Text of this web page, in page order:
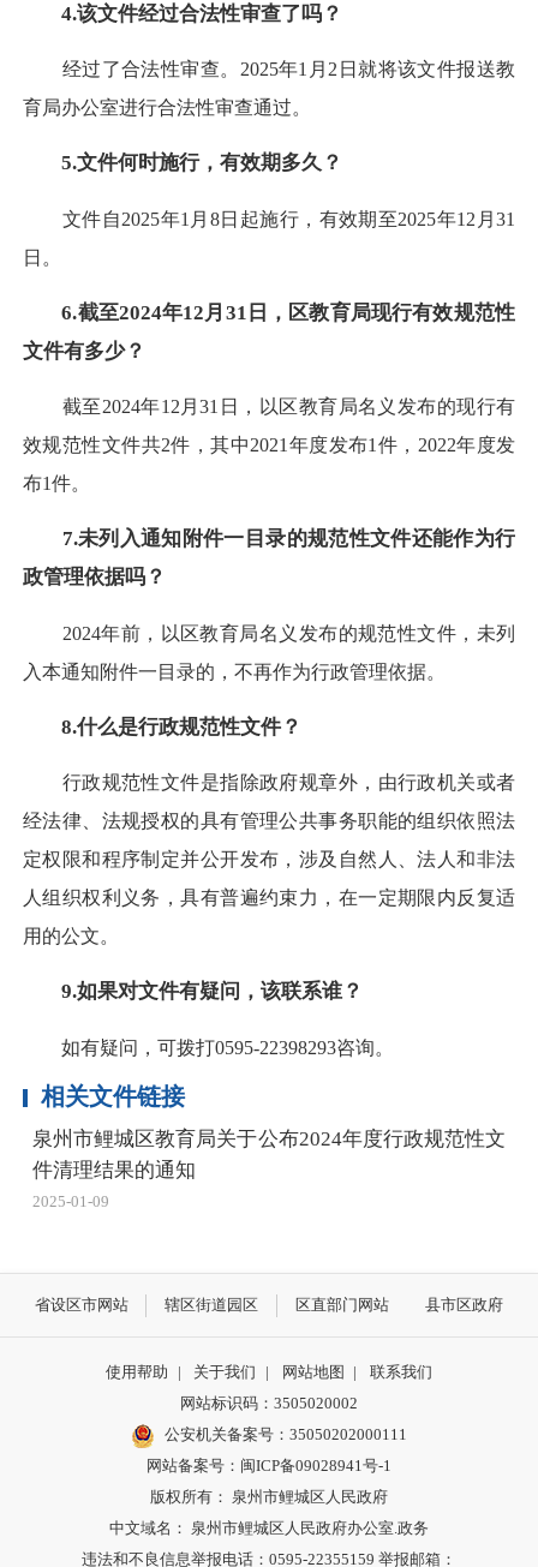
4.该文件经过合法性审查了吗？
经过了合法性审查。2025年1月2日就将该文件报送教
育局办公室进行合法性审查通过。
5.文件何时施行，有效期多久？
文件自2025年1月8日起施行，有效期至2025年12月31
日。
6.截至2024年12月31日，区教育局现行有效规范性
文件有多少？
截至2024年12月31日，以区教育局名义发布的现行有
效规范性文件共2件，其中2021年度发布1件，2022年度发
布1件。
7.未列入通知附件一目录的规范性文件还能作为行
政管理依据吗？
2024年前，以区教育局名义发布的规范性文件，未列
入本通知附件一目录的，不再作为行政管理依据。
8.什么是行政规范性文件？
行政规范性文件是指除政府规章外，由行政机关或者
经法律、法规授权的具有管理公共事务职能的组织依照法
定权限和程序制定并公开发布，涉及自然人、法人和非法
人组织权利义务，具有普遍约束力，在一定期限内反复适
用的公文。
9.如果对文件有疑问，该联系谁？
如有疑问，可拨打0595-22398293咨询。
相关文件链接
泉州市鲤城区教育局关于公布2024年度行政规范性文
件清理结果的通知
2025-01-09
省设区市网站 辖区街道园区 区直部门网站 县市区政府
使用帮助 | 关于我们 | 网站地图 |
联系我们
网站标识码：3505020002
公安机关备案号：35050202000111
网站备案号：闽ICP备09028941号-1
版权所有： 泉州市鲤城区人民政府
中文域名： 泉州市鲤城区人民政府办公室.政务
违法和不良信息举报电话：0595-22355159 举报邮箱：